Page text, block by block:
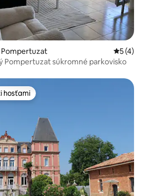
5 (4)
Pompertuzat súkromné parkovisko
hosťami
hosťami